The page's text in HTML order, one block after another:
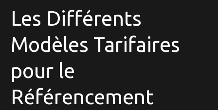
Les Différents
Modèles Tarifaires
pour le
Référencement